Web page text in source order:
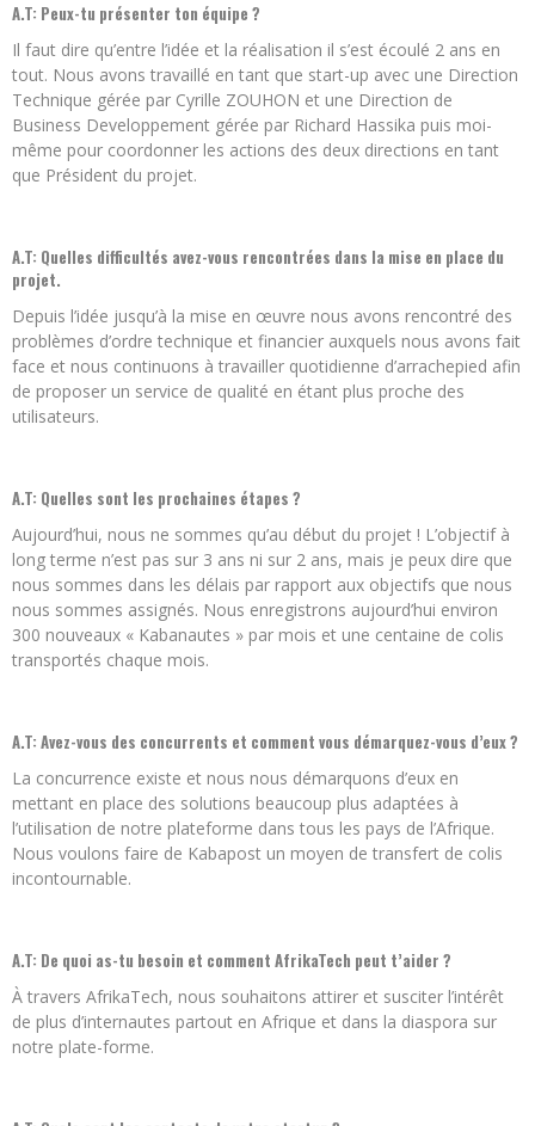
A.T: Peux-tu présenter ton équipe ?
Il faut dire qu’entre l’idée et la réalisation il s’est écoulé 2 ans en
tout. Nous avons travaillé en tant que start-up avec une Direction
Technique gérée par Cyrille ZOUHON et une Direction de
Business Developpement gérée par Richard Hassika puis moi-
même pour coordonner les actions des deux directions en tant
que Président du projet.
A.T: Quelles difficultés avez-vous rencontrées dans la mise en place du
projet.
Depuis l’idée jusqu’à la mise en œuvre nous avons rencontré des
problèmes d’ordre technique et financier auxquels nous avons fait
face et nous continuons à travailler quotidienne d’arrachepied afin
de proposer un service de qualité en étant plus proche des
utilisateurs.
A.T: Quelles sont les prochaines étapes ?
Aujourd’hui, nous ne sommes qu’au début du projet ! L’objectif à
long terme n’est pas sur 3 ans ni sur 2 ans, mais je peux dire que
nous sommes dans les délais par rapport aux objectifs que nous
nous sommes assignés. Nous enregistrons aujourd’hui environ
300 nouveaux « Kabanautes » par mois et une centaine de colis
transportés chaque mois.
A.T: Avez-vous des concurrents et comment vous démarquez-vous d’eux ?
La concurrence existe et nous nous démarquons d’eux en
mettant en place des solutions beaucoup plus adaptées à
l’utilisation de notre plateforme dans tous les pays de l’Afrique.
Nous voulons faire de Kabapost un moyen de transfert de colis
incontournable.
A.T: De quoi as-tu besoin et comment AfrikaTech peut t’aider ?
À travers AfrikaTech, nous souhaitons attirer et susciter l’intérêt
de plus d’internautes partout en Afrique et dans la diaspora sur
notre plate-forme.